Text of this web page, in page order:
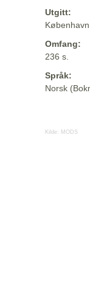
Utgitt:
Omfang:
236 s.
Språk:
Norsk
Kilde: MODS